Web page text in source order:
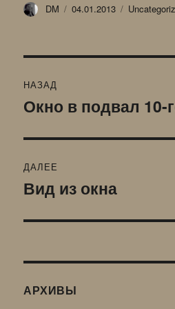
Автор
DM Опубликовано
04.01.2013 Рубрики
по
НАЗАД
Предыдущая
Окно в подвал 10-
ДАЛЕЕ
Следующая
Вид из окна
АРХИВЫ